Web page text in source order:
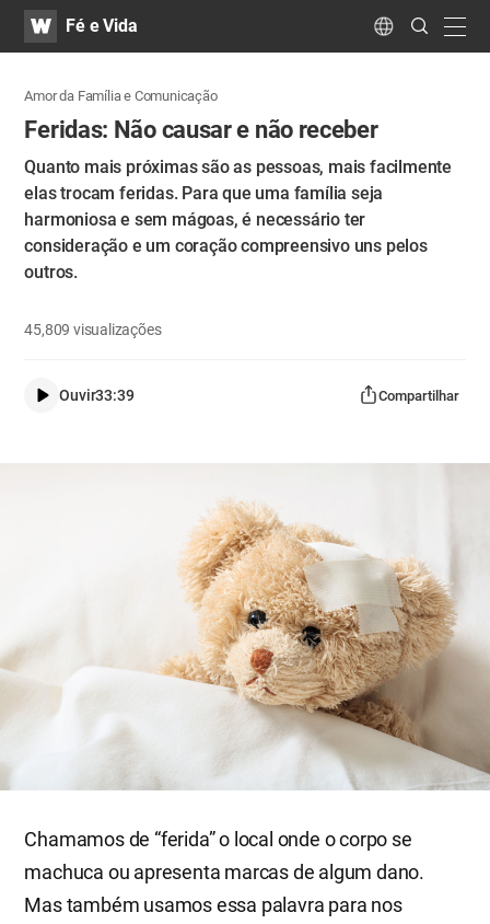
WATVFé e Vida Language
Search
Submit
Amor da Família e Comunicação
Feridas: Não causar e não receber
Quanto mais próximas são as pessoas, mais facilmente
elas trocam feridas. Para que uma família seja
harmoniosa e sem mágoas, é necessário ter
consideração e um coração compreensivo uns pelos
outros.
45,809visualizações
Ouvir33:39 Compartilhar
Chamamos de “ferida” o local onde o corpo se
machuca ou apresenta marcas de algum dano.
Mas também usamos essa palavra para nos